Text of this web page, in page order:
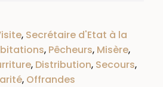
, Secrétaire d'Etat à la
, Pêcheurs, Misère,
, Distribution, Secours,
, Offrandes